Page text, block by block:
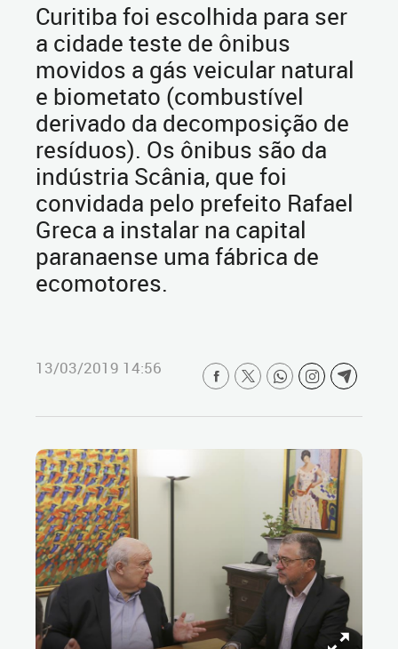
Curitiba foi escolhida para ser
a cidade teste de ônibus
movidos a gás veicular natural
e biometato (combustível
derivado da decomposição de
resíduos). Os ônibus são da
indústria Scânia, que foi
convidada pelo prefeito Rafael
Greca a instalar na capital
paranaense uma fábrica de
ecomotores.
13/03/2019 14:56